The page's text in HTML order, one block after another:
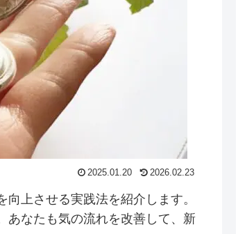
2025.01.20 2026.02.23
上させる実践法を紹介します。
あなたも気の流れを改善して、新